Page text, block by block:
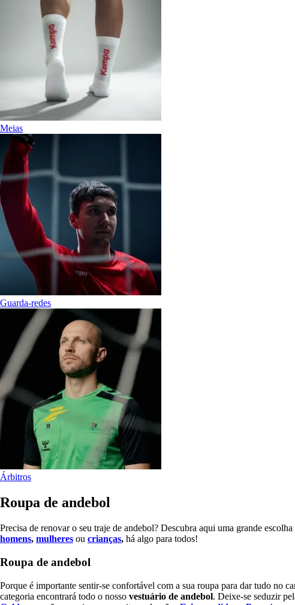
Meias
Guarda-redes
Árbitros
Roupa de andebol
Precisa de renovar o seu traje de andebol? Descubra aqui uma grande escolha
homens, mulheres ou crianças, há algo para todos!
Roupa de andebol
Porque é importante sentir-se confortável com a sua roupa para dar tudo no
categoria encontrará todo o nosso vestuário de andebol. Deixe-se seduzir